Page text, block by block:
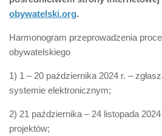
obywatelski.org.
Harmonogram przeprowadzenia
obywatelskiego
1) 1 – 20 października 2024 r. –
systemie elektronicznym;
2) 21 października – 24 listopada
projektów;